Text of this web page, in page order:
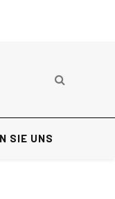
SIE UNS